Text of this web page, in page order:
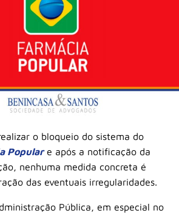
o bloqueio do sistema do
Populare após a notificação da
nenhuma medida concreta é
das eventuais irregularidades.
Pública, em especial no